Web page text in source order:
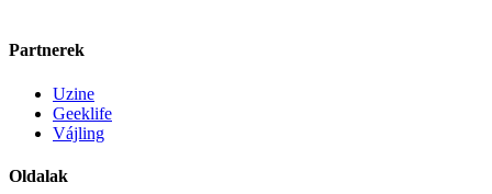
Partnerek
Uzine
Geeklife
Vájling
Oldalak